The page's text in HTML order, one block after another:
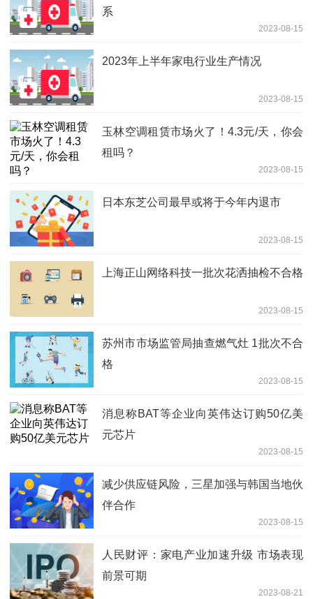
系
2023-08-15
2023年上半年家电行业生产情况
2023-08-15
玉林空调租赁市场火了！4.3元/天，你会
租吗？
2023-08-15
日本东芝公司最早或将于今年内退市
2023-08-15
上海正山网络科技一批次花洒抽检不合格
2023-08-15
苏州市市场监管局抽查燃气灶 1批次不合
格
2023-08-15
消息称BAT等企业向英伟达订购50亿美
元芯片
2023-08-15
减少供应链风险，三星加强与韩国当地伙
伴合作
2023-08-15
人民财评：家电产业加速升级 市场表现
前景可期
2023-08-21